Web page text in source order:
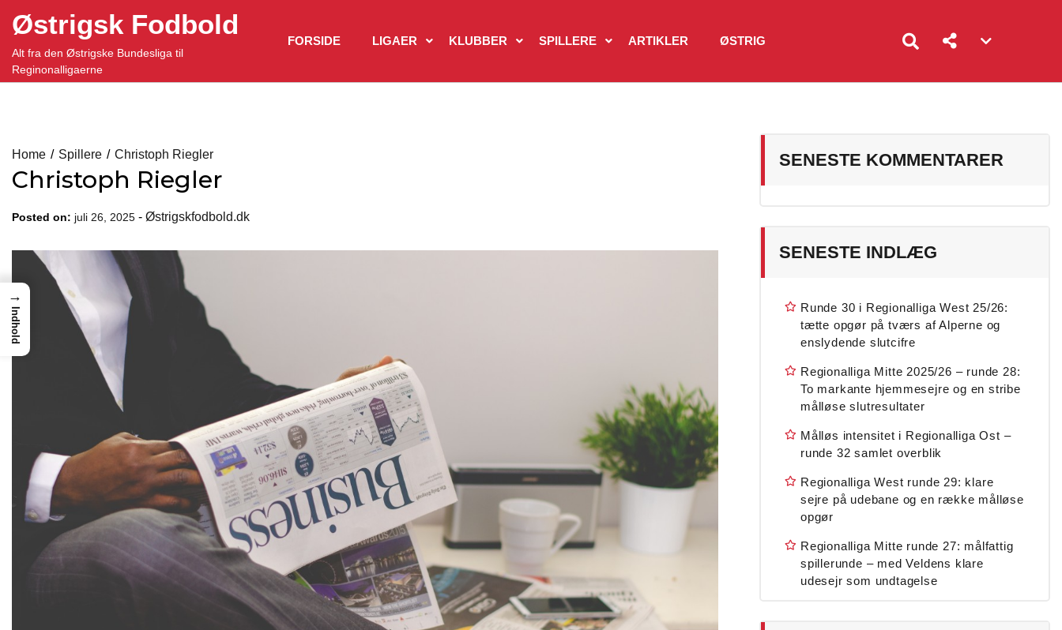
content
Østrigsk Fodbold
Alt fra den Østrigske Bundesliga til
Reginonalligaerne
FORSIDE LIGAER KLUBBER SPILLERE ARTIKLER ØSTRIG
toggle
Home Spillere Christoph Riegler
Christoph Riegler
Posted on: juli 26, 2025 - Østrigskfodbold.dk
SENESTE KOMMENTARER
SENESTE INDLÆG
Runde 30 i Regionalliga West 25/26:
tætte opgør på tværs af Alperne og
enslydende slutcifre
Regionalliga Mitte 2025/26 – runde 28:
To markante hjemmesejre og en stribe
målløse slutresultater
Målløs intensitet i Regionalliga Ost –
runde 32 samlet overblik
Regionalliga West runde 29: klare
sejre på udebane og en række målløse
opgør
Regionalliga Mitte runde 27: målfattig
spillerunde – med Veldens klare
udesejr som undtagelse
→
Indhold